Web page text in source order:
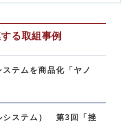
る取組事例
テムを商品化「ヤノ
システム） 第3回「挫